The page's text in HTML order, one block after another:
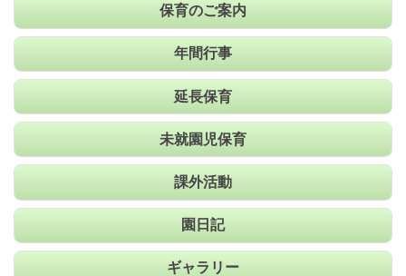
保育のご案内
年間行事
延長保育
未就園児保育
課外活動
園日記
ギャラリー